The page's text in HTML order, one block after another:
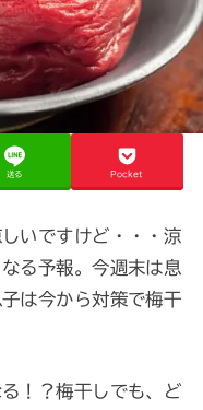
送る Pocket
いですけど・・・涼
る予報。今週末は息
は今から対策で梅干
！？梅干しでも、ど